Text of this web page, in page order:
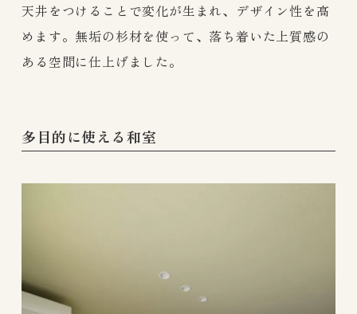
天井をつけることで変化が生まれ、デザイン性を高
めます。無垢の杉材を使って、落ち着いた上質感の
ある空間に仕上げました。
多目的に使える和室